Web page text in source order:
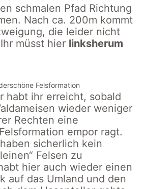
schmalen Pfad Richtung
Nach ca. 200m kommt
die leider nicht
müsst hier linksherum
Felsformation
habt ihr erreicht, sobald
wieder weniger
Rechten eine
empor ragt.
sicherlich kein
Felsen zu
hier auch wieder einen
auf das Umland und den